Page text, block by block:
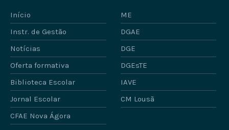
Início
ME
Instr. de Gestão
DGAE
Notícias
DGE
Oferta formativa
DGEsTE
Biblioteca Escolar
IAVE
Jornal Escolar
CM Lousã
CFAE Nova Ágora